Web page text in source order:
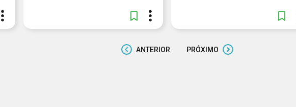
ANTERIOR PRÓXIMO